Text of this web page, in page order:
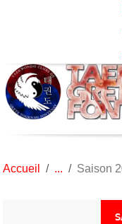
Accueil Saison
Panneau de gestion